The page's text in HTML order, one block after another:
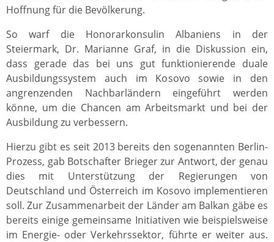
Hoffnung für die Bevölkerung.
So warf die Honorarkonsulin Albaniens in der
Steiermark, Dr. Marianne Graf, in die Diskussion ein,
dass gerade das bei uns gut funktionierende duale
Ausbildungssystem auch im Kosovo sowie in den
angrenzenden Nachbarländern eingeführt werden
könne, um die Chancen am Arbeitsmarkt und bei der
Ausbildung zu verbessern.
Hierzu gibt es seit 2013 bereits den sogenannten Berlin-
Prozess, gab Botschafter Brieger zur Antwort, der genau
dies mit Unterstützung der Regierungen von
Deutschland und Österreich im Kosovo implementieren
soll. Zur Zusammenarbeit der Länder am Balkan gäbe es
bereits einige gemeinsame Initiativen wie beispielsweise
im Energie- oder Verkehrssektor, führte er weiter aus.